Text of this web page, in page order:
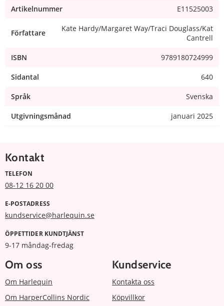
Artikelnummer E11525003
Författare
Kate Hardy/Margaret Way/Traci Douglass/Kat
Cantrell
ISBN 9789180724999
Sidantal 640
Språk Svenska
Utgivningsmånad januari 2025
Kontakt
TELEFON
08-12 16 20 00
E-POSTADRESS
kundservice@harlequin.se
ÖPPETTIDER KUNDTJÄNST
9-17 måndag-fredag
Om oss
Om Harlequin
Om HarperCollins Nordic
Kundservice
Kontakta oss
Köpvillkor